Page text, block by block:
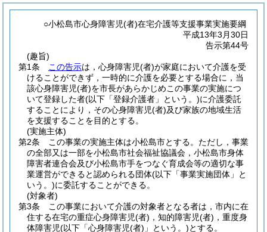
○小松島市心身障害児(者)在宅介護等支援事業実施要綱
平成13年3月30日
告示第44号
(趣旨)
第1条
この告示は，心身障害児(者)が家庭において介護を受
けることができず，一時的に介護を必要とする場合に，当
該心身障害児(者)を市長があらかじめこの事業の実施につ
いて登録した者(以下「登録介護者」という。)に介護委託
することにより，その心身障害児(者)及び家族の地域生活
を支援することを目的とする。
(実施主体)
第2条
この事業の実施主体は小松島市とする。 ただし，事業
の全部又は一部を小松島市社会福祉協議会，小松島市身体
障害者連合会及び小松島市手をつなぐ育成会等の適切な事
業運営ができると認められる団体(以下「事業実施団体」と
いう。)に委託することができる。
(対象者)
第3条
この事業において介護の対象者となる者は，市内に在
住する在宅の重症心身障害児(者) ，知的障害児(者) ，重度身
体障害児(以下「心身障害児(者) 」という。)とする。